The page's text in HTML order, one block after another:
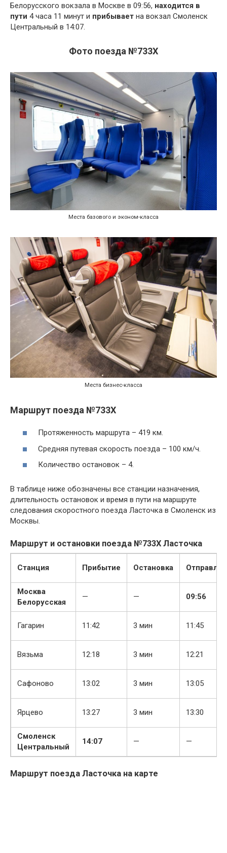
Белорусского вокзала в Москве в 09:56, находится в
пути 4 часа 11 минут и прибывает на вокзал Смоленск
Центральный в 14:07.
Фото поезда №733Х
Места базового и эконом-класса
Места бизнес-класса
Маршрут поезда №733Х
Протяженность маршрута – 419 км.
Средняя путевая скорость поезда – 100 км/ч.
Количество остановок – 4.
В таблице ниже обозначены все станции назначения,
длительность остановок и время в пути на маршруте
следования скоростного поезда Ласточка в Смоленск из
Москвы.
Маршрут и остановки поезда №733Х Ласточка
Станция Прибытие Остановка
Москва
Белорусская
— — 09:56
Гагарин 11:42 3 мин 11:45
Вязьма 12:18 3 мин 12:21
Сафоново 13:02 3 мин 13:05
Ярцево 13:27 3 мин 13:30
Смоленск
Центральный
14:07 — —
Маршрут поезда Ласточка на карте